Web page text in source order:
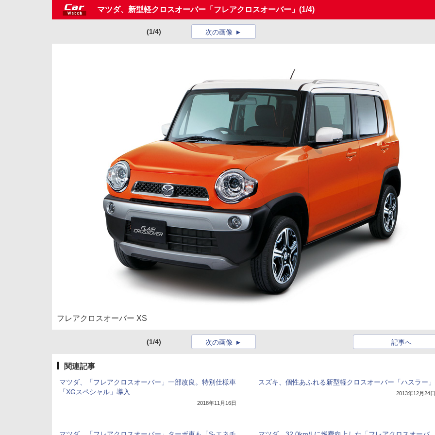
マツダ、新型軽クロスオーバー「フレアクロスオーバー」 (1/4)
(1/4) 次の画像
フレアクロスオーバー XS
(1/4) 記事へ
次の画像
関連記事
マツダ、「フレアクロスオーバー」一部改良。特別仕様車
「XGスペシャル」導入
2018年11月16日
スズキ、個性あふれる新型軽クロスオーバー「ハスラー」
2013年12月24日